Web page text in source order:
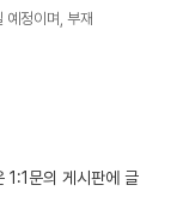
예정이며, 부재
1:1문의 게시판에 글